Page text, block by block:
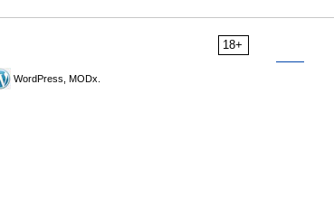
18+
WordPress, MODx.